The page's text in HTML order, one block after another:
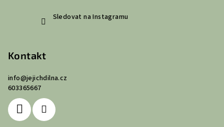
Sledovat na Instagramu
Kontakt
info@jejichdilna.cz
603365667